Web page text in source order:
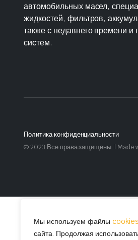
Мы используем файлы cookies
сайта. Продолжая
автомобильных масел,
жидкостей, фильтров,
также с недавнего времени
систем.
Политика конфиденциальности
© 2023 Все права защищены. | Made